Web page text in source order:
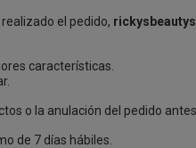
el pedido,
características.
o la anulación del pedido
de 7 días hábiles.